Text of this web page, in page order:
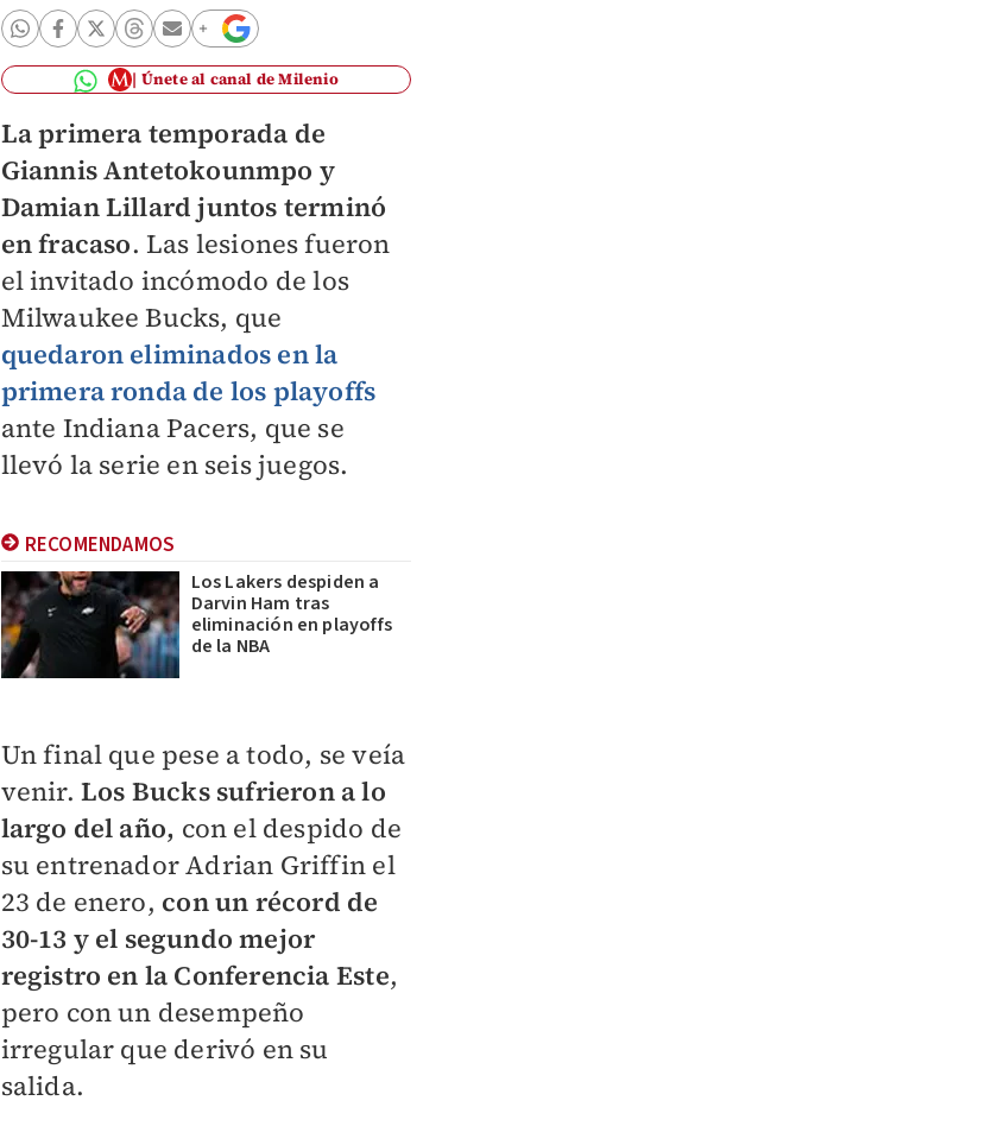
Únete al canal de Milenio
La primera temporada de
Giannis Antetokounmpo y
Damian Lillard juntos terminó
en fracaso. Las lesiones fueron
el invitado incómodo de los
Milwaukee Bucks, que
quedaron eliminados en la
primera ronda de los playoffs
ante Indiana Pacers, que se
llevó la serie en seis juegos.
RECOMENDAMOS
Los Lakers despiden a
Darvin Ham tras
eliminación en playoffs
de la NBA
Un final que pese a todo, se veía
venir. Los Bucks sufrieron a lo
largo del año, con el despido de
su entrenador Adrian Griffin el
23 de enero, con un récord de
30-13 y el segundo mejor
registro en la Conferencia Este,
pero con un desempeño
irregular que derivó en su
salida.